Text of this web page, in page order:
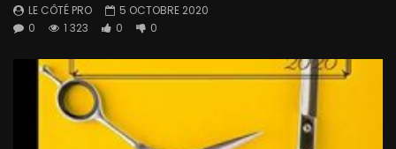
LE CÔTÉ PRO
5 OCTOBRE 2020
0
1 323 0 0